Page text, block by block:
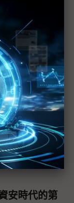
安全）與
與標準SPI
，便於低成
SAE 21434，
系統的安全
能安全、
這是理想的
安時代的第